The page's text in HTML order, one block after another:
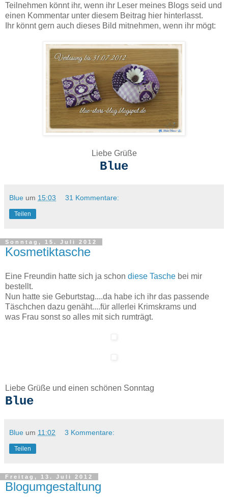
Teilnehmen könnt ihr, wenn ihr Leser meines Blogs seid und
einen Kommentar unter diesem Beitrag hier hinterlasst.
Ihr könnt gern auch dieses Bild mitnehmen, wenn ihr mögt:
Liebe Grüße
Blue
Blue um 15:03 31 Kommentare:
Teilen
Sonntag, 15. Juli 2012
Kosmetiktasche
Eine Freundin hatte sich ja schon diese Tasche bei mir
bestellt.
Nun hatte sie Geburtstag....da habe ich ihr das passende
Täschchen dazu genäht....für allerlei Krimskrams und
was Frau sonst so alles mit sich rumträgt.
Liebe Grüße und einen schönen Sonntag
Blue
Blue um 11:02 3 Kommentare:
Teilen
Freitag, 13. Juli 2012
Blogumgestaltung